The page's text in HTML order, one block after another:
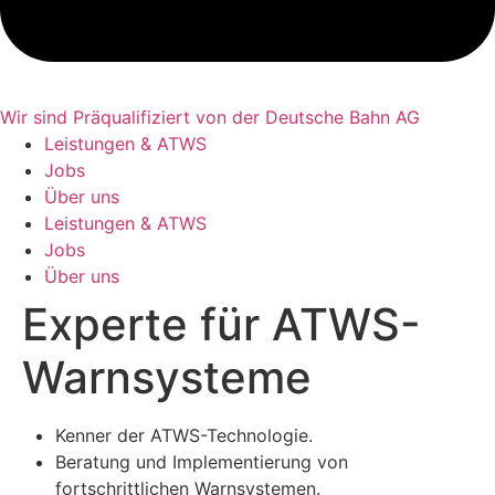
Wir sind Präqualifiziert von der Deutsche Bahn AG
Leistungen & ATWS
Jobs
Über uns
Leistungen & ATWS
Jobs
Über uns
Experte für ATWS-
Warnsysteme
Kenner der ATWS-Technologie.
Beratung und Implementierung von
fortschrittlichen Warnsystemen.